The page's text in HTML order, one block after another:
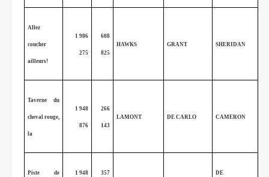
Allez
coucher
ailleurs!
1 986
275
608
825
HAWKS GRANT SHERIDAN
Taverne du
cheval rouge,
la
1 948
876
266
143
LAMONT DE CARLO CAMERON
Piste de 1 948 357 DE